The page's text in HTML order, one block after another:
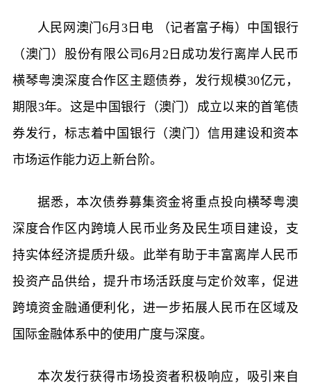
人民网澳门6月3日电 （记者富子梅）中国银行
（澳门）股份有限公司6月2日成功发行离岸人民币
横琴粤澳深度合作区主题债券，发行规模30亿元，
期限3年。这是中国银行（澳门）成立以来的首笔债
券发行，标志着中国银行（澳门）信用建设和资本
市场运作能力迈上新台阶。
据悉，本次债券募集资金将重点投向横琴粤澳
深度合作区内跨境人民币业务及民生项目建设，支
持实体经济提质升级。此举有助于丰富离岸人民币
投资产品供给，提升市场活跃度与定价效率，促进
跨境资金融通便利化，进一步拓展人民币在区域及
国际金融体系中的使用广度与深度。
本次发行获得市场投资者积极响应，吸引来自